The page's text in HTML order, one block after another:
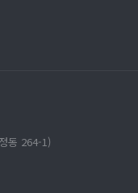
동 264-1)